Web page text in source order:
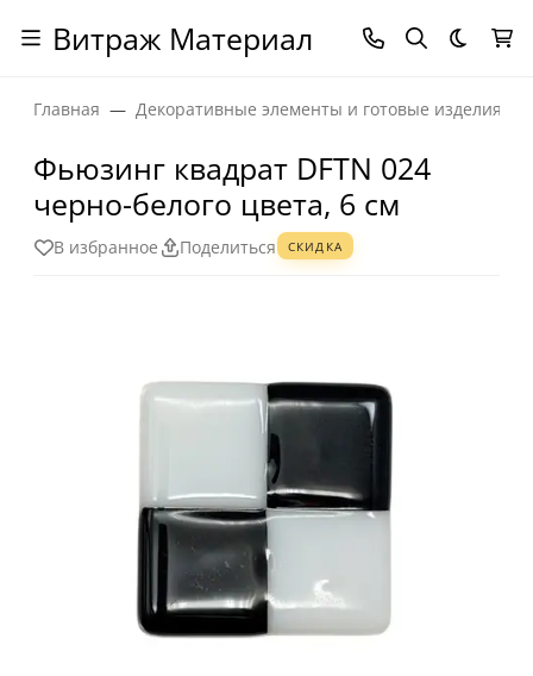
Витраж Материал Темная
Главная Декоративные элементы и готовые изделия
Фьюзинг квадрат DFTN 024
черно-белого цвета, 6 см
В избранное Поделиться СКИДКА